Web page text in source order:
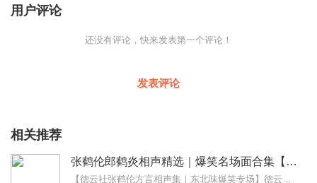
用户评论
还没有评论，快来发表第一个评论！
发表评论
相关推荐
张鹤伦郎鹤炎相声精选｜爆笑名场面合集【成语接龙+童年故事】
【德云社张鹤伦方言相声集｜东北味爆笑专场】德云社"浪味仙"张鹤伦携搭档郎鹤炎带来原汁原味的东北风情相声盛宴！本专辑精选30段经典演出，既有《扒马褂》《黄鹤楼》...